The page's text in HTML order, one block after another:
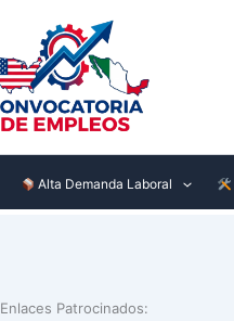
Alta Demanda Laboral
Enlaces Patrocinados: